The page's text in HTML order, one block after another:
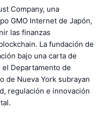
Company, una
GMO Internet de Japón,
las finanzas
La fundación de
bajo una carta de
Departamento de
de Nueva York subrayan
regulación e innovación